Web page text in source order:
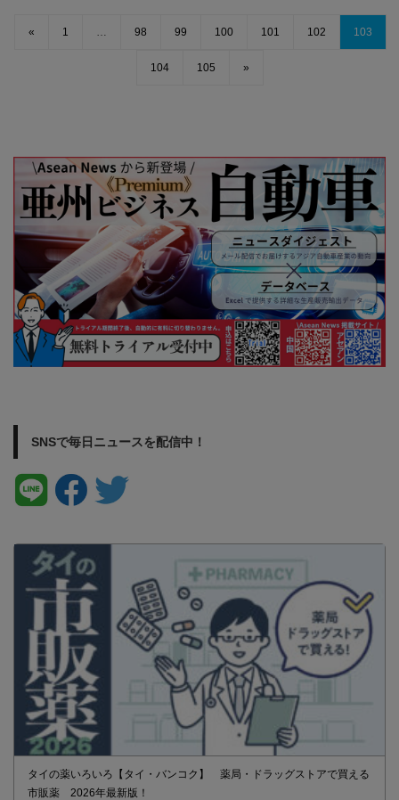
« 1 … 98 99 100 101 102 103
104 105 »
SNSで毎日ニュースを配信中！
タイの薬いろいろ【タイ・バンコク】 薬局・ドラッグストアで買える
市販薬 2026年最新版！